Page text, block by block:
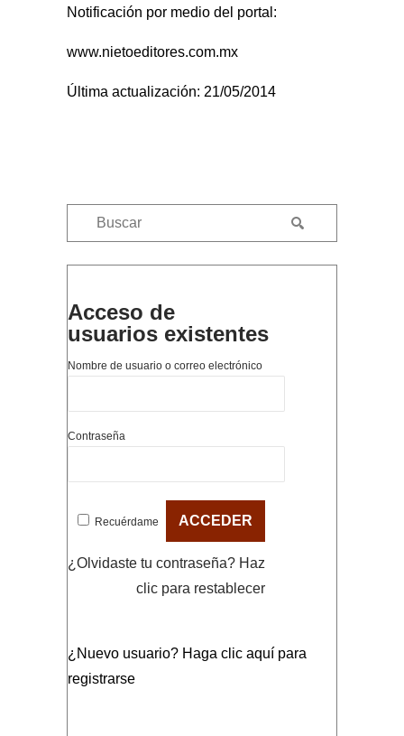
Notificación por medio del portal:
www.nietoeditores.com.mx
Última actualización: 21/05/2014
Acceso de
usuarios existentes
Nombre de usuario o correo electrónico
Contraseña
Recuérdame
¿Olvidaste tu contraseña? Haz
clic para restablecer
¿Nuevo usuario? Haga clic aquí para
registrarse